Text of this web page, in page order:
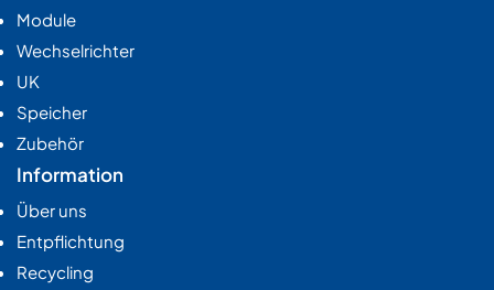
Module
Wechselrichter
UK
Speicher
Zubehör
Information
Über uns
Entpflichtung
Recycling